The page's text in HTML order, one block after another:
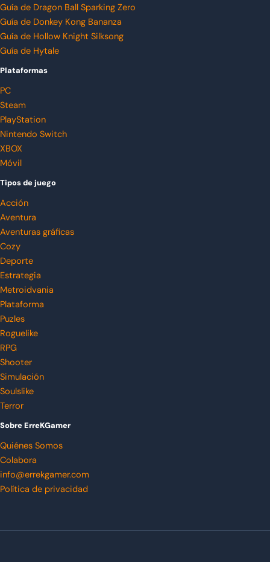
Guía de Dragon Ball Sparking Zero
Guía de Donkey Kong Bananza
Guía de Hollow Knight Silksong
Guía de Hytale
Plataformas
PC
Steam
PlayStation
Nintendo Switch
XBOX
Móvil
Tipos de juego
Acción
Aventura
Aventuras gráficas
Cozy
Deporte
Estrategia
Metroidvania
Plataforma
Puzles
Roguelike
RPG
Shooter
Simulación
Soulslike
Terror
Sobre ErreKGamer
Quiénes Somos
Colabora
info@errekgamer.com
Política de privacidad